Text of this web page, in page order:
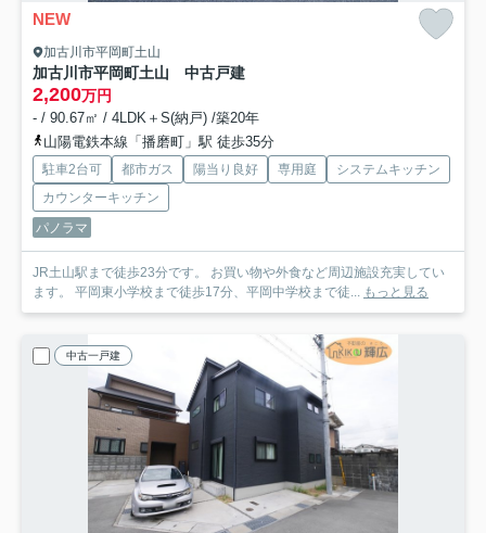
NEW
加古川市平岡町土山
加古川市平岡町土山 中古戸建
2,200万円
- / 90.67㎡ / 4LDK＋S(納戸) /築20年
山陽電鉄本線「播磨町」駅 徒歩35分
駐車2台可 都市ガス 陽当り良好 専用庭
システムキッチン
カウンターキッチン
パノラマ
JR土山駅まで徒歩23分です。 お買い物や外食など周辺施設充実してい
ます。 平岡東小学校まで徒歩17分、平岡中学校まで徒... もっと見る
中古一戸建